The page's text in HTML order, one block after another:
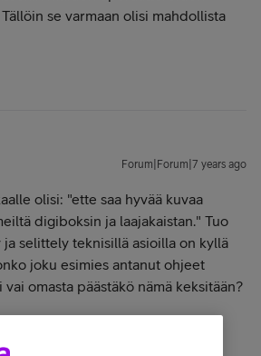
se varmaan olisi mahdollista
Forum|Forum|7 years ago
olisi: "ette saa hyvää kuvaa
digiboksin ja laajakaistan." Tuo
selittely teknisillä asioilla on kyllä
joku esimies antanut ohjeet
omasta päästäkö nämä keksitään?
onnistuu 4K-kuvan